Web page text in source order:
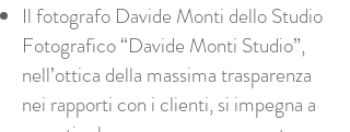
Il fotografo Davide Monti dello Studio
Fotografico “Davide Monti Studio”,
nell’ottica della massima trasparenza
nei rapporti con i clienti, si impegna a